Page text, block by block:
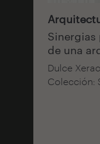
Sinergias
de una
Dulce
Colección: